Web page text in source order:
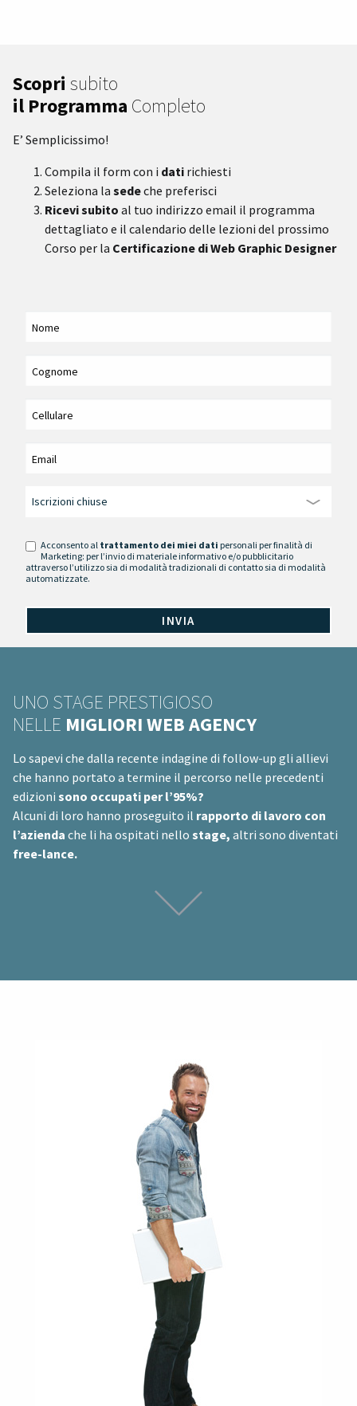
Scopri subito
il Programma Completo
E’ Semplicissimo!
Compila il form con i dati richiesti
Seleziona la sedeche preferisci
Ricevi subito al tuo indirizzo email il programma
dettagliato e il calendario delle lezioni del prossimo
Corso per la Certificazione di Web Graphic Designer
Acconsento al trattamento dei miei dati personali per finalità di
Marketing: per l’invio di materiale informativo e/o pubblicitario
attraverso l’utilizzo sia di modalità tradizionali di contatto sia di modalità
automatizzate.
UNO STAGE PRESTIGIOSO
NELLE MIGLIORI WEB AGENCY
Lo sapevi che dalla recente indagine di follow-up gli allievi
che hanno portato a termine il percorso nelle precedenti
edizioni sono occupati per l’95%?
Alcuni di loro hanno proseguito il rapporto di lavoro con
l’azienda che li ha ospitati nello stage, altri sono diventati
free-lance.